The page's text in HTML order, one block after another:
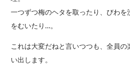
一つずつ梅のヘタを取ったり、びわを
をむいたり…。
これは大変だねと言いつつも、全員
い出します。